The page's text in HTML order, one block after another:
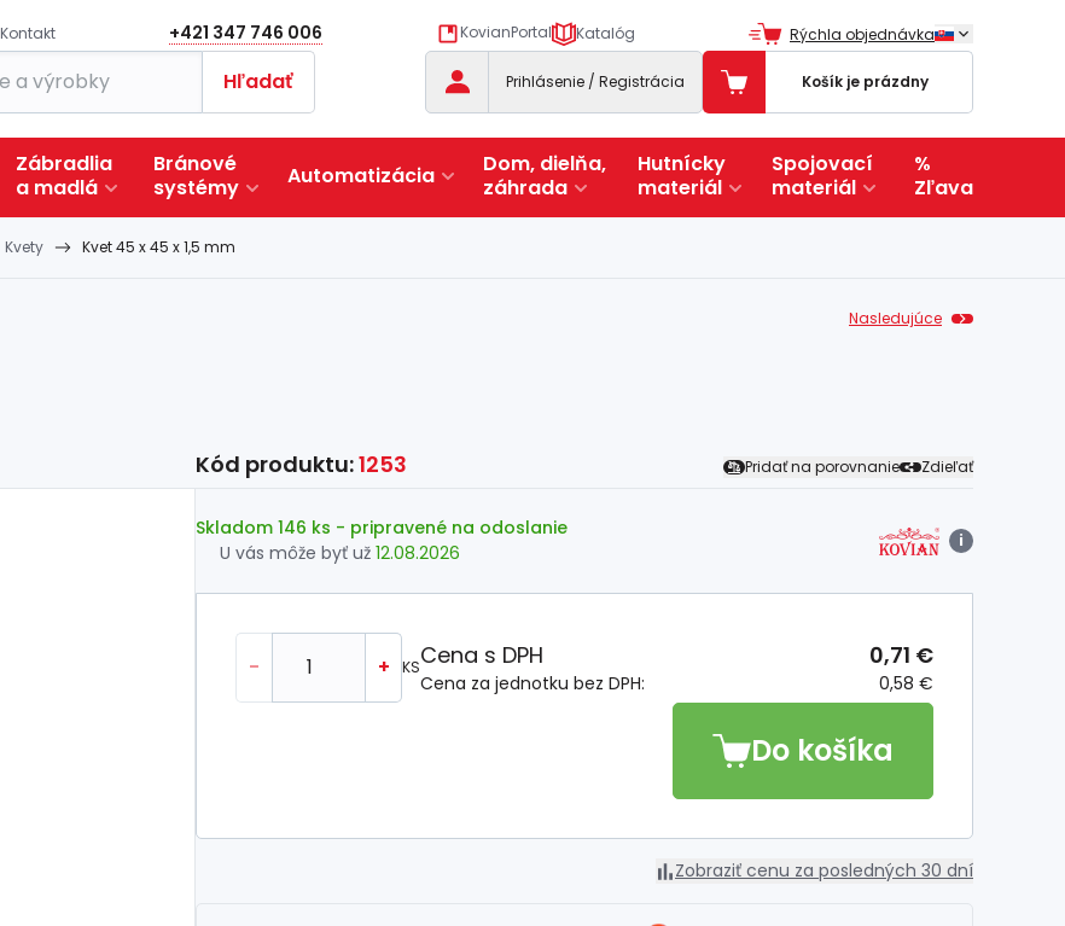
Kontakt +421 347 746 006 KovianPortal Katalóg Rýchla objednávka
Hľadať Prihlásenie / Registrácia Košík je prázdny
Zábradlia
a madlá
Bránové
systémy
Automatizácia
Dom, dielňa,
záhrada
Hutnícky
materiál
Spojovací
materiál
%
Zľava
Kvety Kvet 45 x 45 x 1,5 mm
Nasledujúce
Kód produktu:1253 Pridať na porovnanie Zdieľať
Skladom 146 ks - pripravené na odoslanie
U vás môže byť už 12.08.2026
i
- + KS
Cena za jednotku bez DPH: 0,58 €
Cena s DPH 0,71 €
Do košíka
Zobraziť cenu za posledných 30 dní